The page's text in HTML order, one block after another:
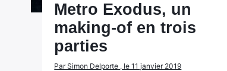
Metro Exodus, un
making-of en trois
parties
Par Simon Delporte , le 11 janvier 2019